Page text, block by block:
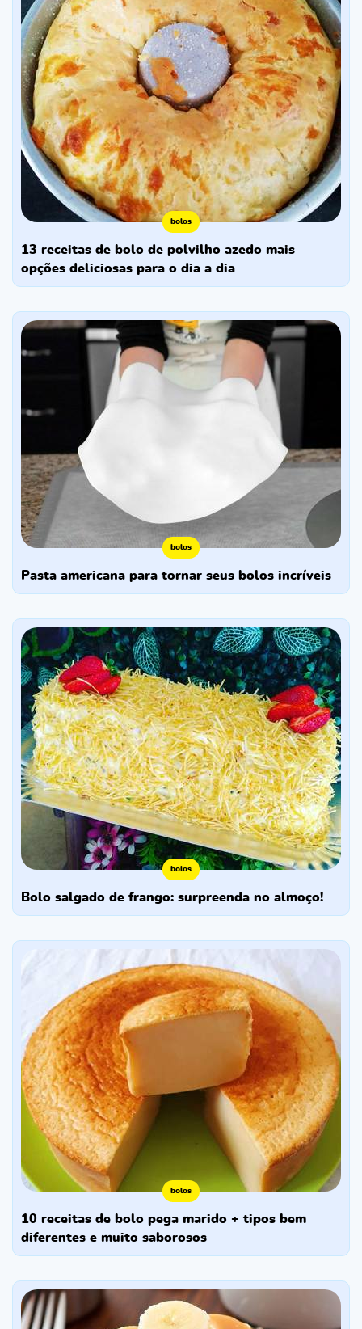
bolos
13 receitas de bolo de polvilho azedo mais
opções deliciosas para o dia a dia
bolos
pasta americana para tornar seus bolos incríveis
bolos
bolo salgado de frango: surpreenda no almoço!
bolos
10 receitas de bolo pega marido + tipos bem
diferentes e muito saborosos